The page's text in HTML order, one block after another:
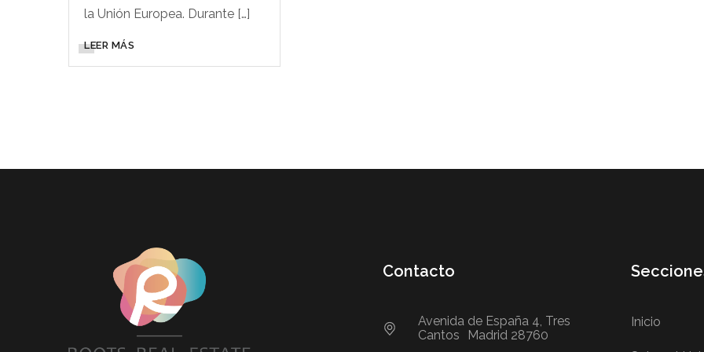
la Unión Europea. Durante […]
LEER MÁS
Contacto
Avenida de España 4, Tres
Cantos Madrid 28760
Inicio